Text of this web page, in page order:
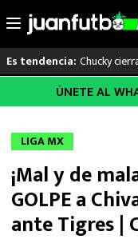
al
Es tendencia: Chucky
LO ÚLTIMO
LIGA MX
RAYADOS
PUMAS
ÚNETE AL
LIGA MX
¡Mal y de
GOLPE a
ante Tigres |